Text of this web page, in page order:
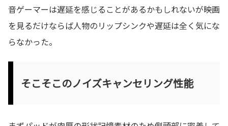
音ゲーマーは遅延を感じることがあるかもしれないが映画
を見るだけならば人物のリップシンクや遅延は全く気にな
らなかった。
そこそこのノイズキャンセリング性能